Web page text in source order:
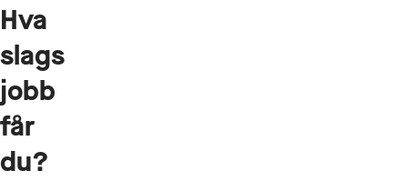
Hva
slags
jobb
får
du?